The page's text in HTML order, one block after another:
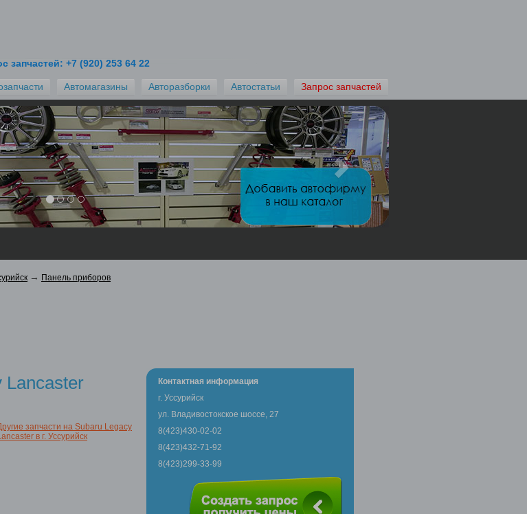
запчастей: +7 (920) 253 64 22
Автомагазины Авторазборки Автостатьи Запрос запчастей
→ Панель приборов
Lancaster
запчасти на Subaru Legacy
в г. Уссурийск
Контактная информация
г. Уссурийск
ул. Владивостокское шоссе, 27
8(423)430-02-02
8(423)432-71-92
8(423)299-33-99
из десятков предложений, отправив один
Запрос запчастей